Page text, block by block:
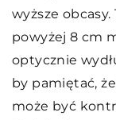
wyższe
powyżej 8 cm
optycznie
by pamiętać,
może być